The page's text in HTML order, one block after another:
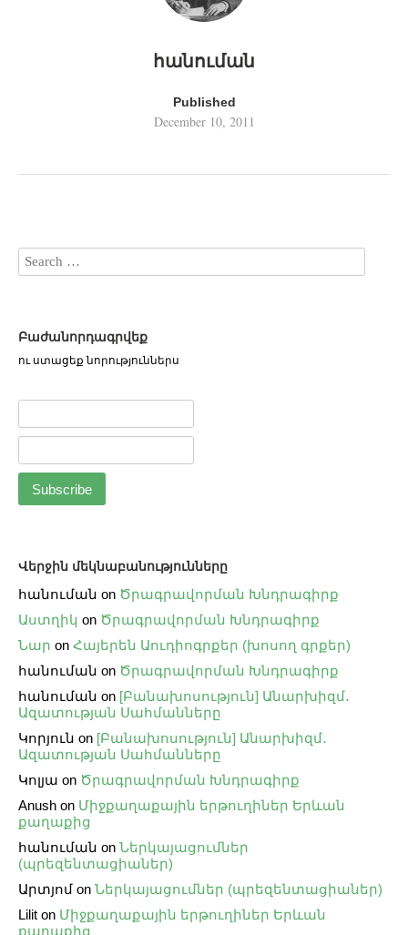
հանուման
Published
December 10, 2011
Բաժանորդագրվեք
ու ստացեք նորություններս
Վերջին մեկնաբանությունները
հանուման on Ծրագրավորման Խնդրագիրք
Աստղիկ on Ծրագրավորման Խնդրագիրք
Նար on Հայերեն Աուդիոգրքեր (խոսող գրքեր)
հանուման on Ծրագրավորման Խնդրագիրք
հանուման on [Բանախոսություն] Անարխիզմ․
Ազատության Սահմանները
Կորյուն on [Բանախոսություն] Անարխիզմ․
Ազատության Սահմանները
Կոլյա on Ծրագրավորման Խնդրագիրք
Anush on Միջքաղաքային երթուղիներ Երևան
քաղաքից
հանուման on Ներկայացումներ
(պրեզենտացիաներ)
Արտյոմ on Ներկայացումներ (պրեզենտացիաներ)
Lilit on Միջքաղաքային երթուղիներ Երևան
քաղաքից